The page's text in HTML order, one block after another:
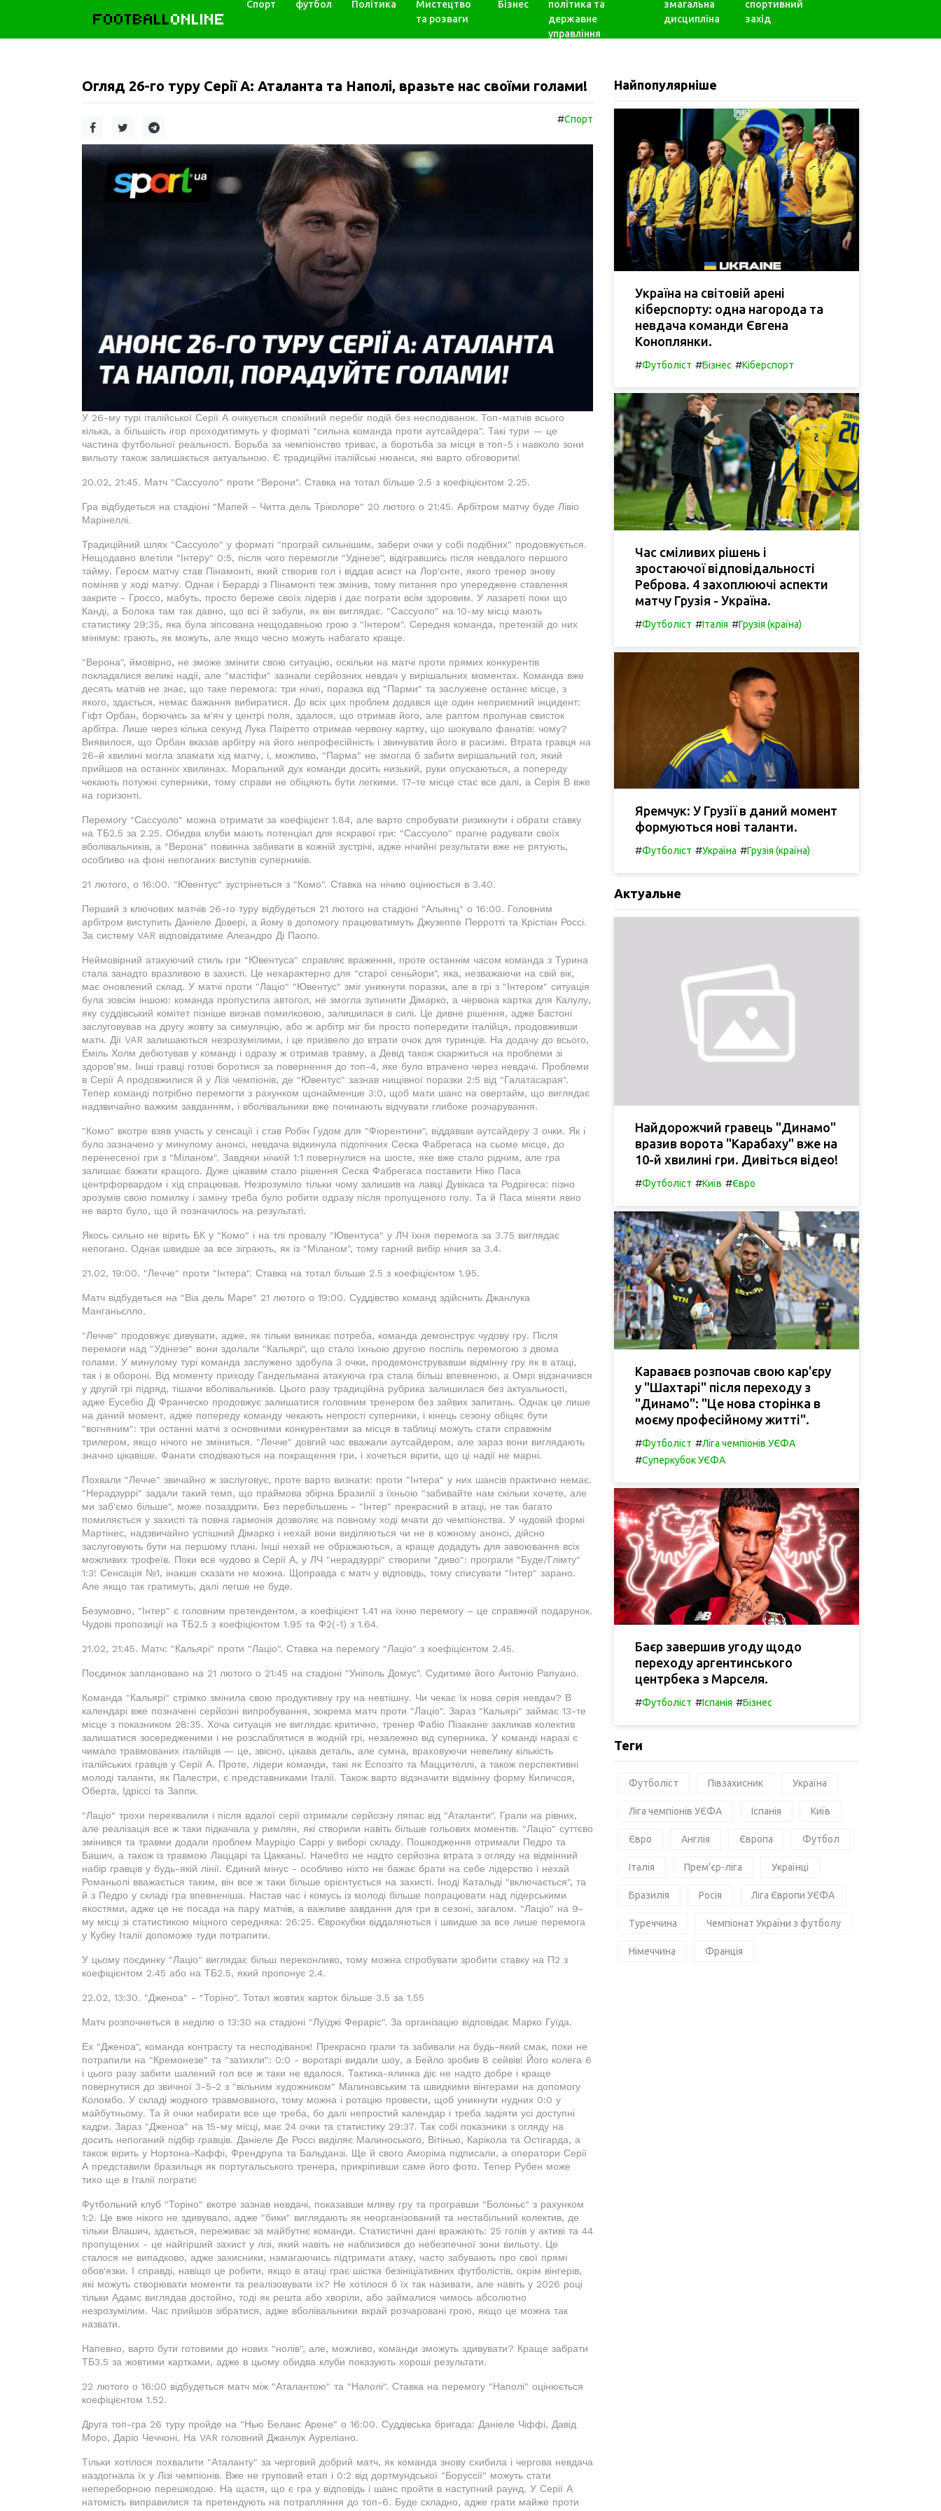
FOOTBALLONLINE
Спорт футбол Політика
Мистецтво
та розваги
Бізнес
політика та
державне
управління
змагальна
дисципліна
спортивний
захід
Огляд 26-го туру Серії А: Аталанта та Наполі, вразьте нас своїми голами!
#Спорт
У 26-му турі італійської Серії А очікується спокійний перебіг подій без несподіванок. Топ-матчів всього
кілька, а більшість ігор проходитимуть у форматі "сильна команда проти аутсайдера". Такі тури — це
частина футбольної реальності. Борьба за чемпіонство триває, а боротьба за місця в топ-5 і навколо зони
вильоту також залишається актуальною. Є традиційні італійські нюанси, які варто обговорити!
20.02, 21:45. Матч "Сассуоло" проти "Верони". Ставка на тотал більше 2.5 з коефіцієнтом 2.25.
Гра відбудеться на стадіоні "Мапей - Читта дель Тріколоре" 20 лютого о 21:45. Арбітром матчу буде Лівіо
Марінеллі.
Традиційний шлях "Сассуоло" у форматі "програй сильнішим, забери очки у собі подібних" продовжується.
Нещодавно влетіли "Інтеру" 0:5, після чого перемогли "Удінезе", відігравшись після невдалого першого
тайму. Героєм матчу став Пінамонті, який створив гол і віддав асист на Лор'єнте, якого тренер знову
поміняв у ході матчу. Однак і Берарді з Пінамонті теж змінив, тому питання про упереджене ставлення
закрите - Гроссо, мабуть, просто береже своїх лідерів і дає пограти всім здоровим. У лазареті поки що
Канді, а Болока там так давно, що всі й забули, як він виглядає. "Сассуоло" на 10-му місці мають
статистику 29:35, яка була зіпсована нещодавньою грою з "Інтером". Середня команда, претензій до них
мінімум: грають, як можуть, але якщо чесно можуть набагато краще.
"Верона", ймовірно, не зможе змінити свою ситуацію, оскільки на матчі проти прямих конкурентів
покладалися великі надії, але "мастіфи" зазнали серйозних невдач у вирішальних моментах. Команда вже
десять матчів не знає, що таке перемога: три нічиї, поразка від "Парми" та заслужене останнє місце, з
якого, здається, немає бажання вибиратися. До всіх цих проблем додався ще один неприємний інцидент:
Гіфт Орбан, борючись за м'яч у центрі поля, здалося, що отримав його, але раптом пролунав свисток
арбітра. Лише через кілька секунд Лука Паіретто отримав червону картку, що шокувало фанатів: чому?
Виявилося, що Орбан вказав арбітру на його непрофесійність і звинуватив його в расизмі. Втрата гравця на
26-й хвилині могла зламати хід матчу, і, можливо, "Парма" не змогла б забити вирішальний гол, який
прийшов на останніх хвилинах. Моральний дух команди досить низький, руки опускаються, а попереду
чекають потужні суперники, тому справи не обіцяють бути легкими. 17-те місце стає все далі, а Серія В вже
на горизонті.
Перемогу "Сассуоло" можна отримати за коефіцієнт 1.84, але варто спробувати ризикнути і обрати ставку
на ТБ2.5 за 2.25. Обидва клуби мають потенціал для яскравої гри: "Сассуоло" прагне радувати своїх
вболівальників, а "Верона" повинна забивати в кожній зустрічі, адже нічийні результати вже не рятують,
особливо на фоні непоганих виступів суперників.
21 лютого, о 16:00. "Ювентус" зустрінеться з "Комо". Ставка на нічию оцінюється в 3.40.
Перший з ключових матчів 26-го туру відбудеться 21 лютого на стадіоні "Альянц" о 16:00. Головним
арбітром виступить Даніеле Довері, а йому в допомогу працюватимуть Джузеппе Перротті та Крістіан Россі.
За систему VAR відповідатиме Алеандро Ді Паоло.
Неймовірний атакуючий стиль гри "Ювентуса" справляє враження, проте останнім часом команда з Турина
стала занадто вразливою в захисті. Це нехарактерно для "старої сеньйори", яка, незважаючи на свій вік,
має оновлений склад. У матчі проти "Лаціо" "Ювентус" зміг уникнути поразки, але в грі з "Інтером" ситуація
була зовсім іншою: команда пропустила автогол, не змогла зупинити Дімарко, а червона картка для Калулу,
яку суддівський комітет пізніше визнав помилковою, залишилася в силі. Це дивне рішення, адже Бастоні
заслуговував на другу жовту за симуляцію, або ж арбітр міг би просто попередити італійця, продовживши
матч. Дії VAR залишаються незрозумілими, і це призвело до втрати очок для туринців. На додачу до всього,
Еміль Холм дебютував у команді і одразу ж отримав травму, а Девід також скаржиться на проблеми зі
здоров’ям. Інші гравці готові боротися за повернення до топ-4, яке було втрачено через невдачі. Проблеми
в Серії А продовжилися й у Лізі чемпіонів, де "Ювентус" зазнав нищівної поразки 2:5 від "Галатасарая".
Тепер команді потрібно перемогти з рахунком щонайменше 3:0, щоб мати шанс на овертайм, що виглядає
надзвичайно важким завданням, і вболівальники вже починають відчувати глибоке розчарування.
"Комо" вкотре взяв участь у сенсації і став Робін Гудом для "Фіорентини", віддавши аутсайдеру 3 очки. Як і
було зазначено у минулому анонсі, невдача відкинула підопічних Сеска Фабрегаса на сьоме місце, до
перенесеної гри з "Міланом". Завдяки нічиїй 1:1 повернулися на шосте, яке вже стало рідним, але гра
залишає бажати кращого. Дуже цікавим стало рішення Сеска Фабрегаса поставити Ніко Паса
центрфорвардом і хід спрацював. Незрозуміло тільки чому залишив на лавці Дувікаса та Родрігеса: пізно
зрозумів свою помилку і заміну треба було робити одразу після пропущеного голу. Та й Паса міняти явно
не варто було, що й позначилось на результаті.
Якось сильно не вірить БК у "Комо" і на тлі провалу "Ювентуса" у ЛЧ їхня перемога за 3.75 виглядає
непогано. Однак швидше за все зіграють, як із "Міланом", тому гарний вибір нічия за 3.4.
21.02, 19:00. "Лечче" проти "Інтера". Ставка на тотал більше 2.5 з коефіцієнтом 1.95.
Матч відбудеться на "Віа дель Маре" 21 лютого о 19:00. Суддівство команд здійснить Джанлука
Манганьєлло.
"Лечче" продовжує дивувати, адже, як тільки виникає потреба, команда демонструє чудову гру. Після
перемоги над "Удінезе" вони здолали "Кальярі", що стало їхньою другою поспіль перемогою з двома
голами. У минулому турі команда заслужено здобула 3 очки, продемонструвавши відмінну гру як в атаці,
так і в обороні. Від моменту приходу Гандельмана атакуюча гра стала більш впевненою, а Омрі відзначився
у другій грі підряд, тішачи вболівальників. Цього разу традиційна рубрика залишилася без актуальності,
адже Еусебіо Ді Франческо продовжує залишатися головним тренером без зайвих запитань. Однак це лише
на даний момент, адже попереду команду чекають непрості суперники, і кінець сезону обіцяє бути
"вогняним": три останні матчі з основними конкурентами за місця в таблиці можуть стати справжнім
трилером, якщо нічого не зміниться. "Лечче" довгий час вважали аутсайдером, але зараз вони виглядають
значно цікавіше. Фанати сподіваються на покращення гри, і хочеться вірити, що ці надії не марні.
Похвали "Лечче" звичайно ж заслуговує, проте варто визнати: проти "Інтера" у них шансів практично немає.
"Нерадзуррі" задали такий темп, що праймова збірна Бразилії з їхньою "забивайте нам скільки хочете, але
ми заб'ємо більше", може позаздрити. Без перебільшень - "Інтер" прекрасний в атаці, не так багато
помиляється у захисті та повна гармонія дозволяє на повному ході мчати до чемпіонства. У чудовій формі
Мартінес, надзвичайно успішний Дімарко і нехай вони виділяються чи не в кожному анонсі, дійсно
заслуговують бути на першому плані. Інші нехай не ображаються, а краще додадуть для завоювання всіх
можливих трофеїв. Поки все чудово в Серії А, у ЛЧ "нерадзуррі" створили "диво": програли "Буде/Глімту"
1:3! Сенсація №1, інакше сказати не можна. Щоправда є матч у відповідь, тому списувати "Інтер" зарано.
Але якщо так гратимуть, далі легше не буде.
Безумовно, "Інтер" є головним претендентом, а коефіцієнт 1.41 на їхню перемогу – це справжній подарунок.
Чудові пропозиції на ТБ2.5 з коефіцієнтом 1.95 та Ф2(-1) з 1.64.
21.02, 21:45. Матч: "Кальярі" проти "Лаціо". Ставка на перемогу "Лаціо" з коефіцієнтом 2.45.
Поєдинок заплановано на 21 лютого о 21:45 на стадіоні "Уніполь Домус". Судитиме його Антоніо Рапуано.
Команда "Кальярі" стрімко змінила свою продуктивну гру на невтішну. Чи чекає їх нова серія невдач? В
календарі вже позначені серйозні випробування, зокрема матч проти "Лаціо". Зараз "Кальярі" займає 13-те
місце з показником 28:35. Хоча ситуація не виглядає критично, тренер Фабіо Пізакане закликав колектив
залишатися зосередженими і не розслаблятися в жодній грі, незалежно від суперника. У команді наразі є
чимало травмованих італійців — це, звісно, цікава деталь, але сумна, враховуючи невелику кількість
італійських гравців у Серії А. Проте, лідери команди, такі як Еспозіто та Маццителлі, а також перспективні
молоді таланти, як Палестри, є представниками Італії. Також варто відзначити відмінну форму Киличсоя,
Оберта, Ідріссі та Заппи.
"Лаціо" трохи перехвалили і після вдалої серії отримали серйозну ляпас від "Аталанти". Грали на рівних,
але реалізація все ж таки підкачала у римлян, які створили навіть більше гольових моментів. "Лаціо" суттєво
змінився та травми додали проблем Мауріціо Саррі у виборі складу. Пошкодження отримали Педро та
Башич, а також із травмою Лаццарі та Цакканьї. Начебто не надто серйозна втрата з огляду на відмінний
набір гравців у будь-якій лінії. Єдиний мінус - особливо ніхто не бажає брати на себе лідерство і нехай
Романьолі вважається таким, він все ж таки більше орієнтується на захисті. Іноді Катальді "включається", та
й з Педро у складі гра впевненіша. Настав час і комусь із молоді більше попрацювати над лідерськими
якостями, адже це не посада на пару матчів, а важливе завдання для гри в сезоні, загалом. "Лаціо" на 9-
му місці зі статистикою міцного середняка: 26:25. Єврокубки віддаляються і швидше за все лише перемога
у Кубку Італії допоможе туди потрапити.
У цьому поєдинку "Лаціо" виглядає більш переконливо, тому можна спробувати зробити ставку на П2 з
коефіцієнтом 2.45 або на ТБ2.5, який пропонує 2.4.
22.02, 13:30. "Дженоа" - "Торіно". Тотал жовтих карток більше 3.5 за 1.55
Матч розпочнеться в неділю о 13:30 на стадіоні "Луїджі Фераріс". За організацію відповідає Марко Гуїда.
Ех "Дженоа", команда контрасту та несподіванок! Прекрасно грали та забивали на будь-який смак, поки не
потрапили на "Кремонезе" та "затихли": 0:0 - воротарі видали шоу, а Бейло зробив 8 сейвів! Його колега 6
і цього разу забити шалений гол все ж таки не вдалося. Тактика-ялинка діє не надто добре і краще
повернутися до звичної 3-5-2 з "вільним художником" Малиновським та швидкими вінгерами на допомогу
Коломбо. У складі жодного травмованого, тому можна і ротацію провести, щоб уникнути нудних 0:0 у
майбутньому. Та й очки набирати все ще треба, бо далі непростий календар і треба задіяти усі доступні
кадри. Зараз "Дженоа" на 15-му місці, має 24 очки та статистику 29:37. Так собі показники з огляду на
досить непоганий підбір гравців. Даніеле Де Россі виділяє Малиноського, Вітінью, Карікола та Остігарда, а
також вірить у Нортона-Каффі, Френдрупа та Бальданзі. Ще й свого Аморіма підписали, а оператори Серії
А представили бразильця як португальського тренера, прикріпивши саме його фото. Тепер Рубен може
тихо ще в Італії пограти!
Футбольний клуб "Торіно" вкотре зазнав невдачі, показавши мляву гру та програвши "Болоньє" з рахунком
1:2. Це вже нікого не здивувало, адже "бики" виглядають як неорганізований та нестабільний колектив, де
тільки Влашич, здається, переживає за майбутнє команди. Статистичні дані вражають: 25 голів у активі та 44
пропущених - це найгірший захист у лізі, який навіть не наблизився до небезпечної зони вильоту. Це
сталося не випадково, адже захисники, намагаючись підтримати атаку, часто забувають про свої прямі
обов'язки. І справді, навіщо це робити, якщо в атаці грає шістка безініціативних футболістів, окрім вінгерів,
які можуть створювати моменти та реалізовувати їх? Не хотілося б їх так називати, але навіть у 2026 році
тільки Адамс виглядав достойно, тоді як решта або хворіли, або займалися чимось абсолютно
незрозумілим. Час прийшов зібратися, адже вболівальники вкрай розчаровані грою, якщо це можна так
назвати.
Напевно, варто бути готовими до нових "нолів", але, можливо, команди зможуть здивувати? Краще забрати
ТБ3.5 за жовтими картками, адже в цьому обидва клуби показують хороші результати.
22 лютого о 16:00 відбудеться матч між "Аталантою" та "Наполі". Ставка на перемогу "Наполі" оцінюється
коефіцієнтом 1.52.
Друга топ-гра 26 туру пройде на "Нью Беланс Арене" о 16:00. Суддівська бригада: Даніеле Чіффі, Давід
Моро, Даріо Чеччоні. На VAR головний Джанлук Ауреліано.
Тільки хотілося похвалити "Аталанту" за черговий добрий матч, як команда знову схибила і чергова невдача
наздогнала їх у Лізі чемпіонів. Вже не груповий етап і 0:2 від дортмундської "Боруссії" можуть стати
непереборною перешкодою. На щастя, що є гра у відповідь і шанс пройти в наступний раунд. У Серії А
натомість виправилися та претендують на потрапляння до топ-6. Буде складно, адже грати майже проти
Найпопулярніше
Україна на світовій арені
кіберспорту: одна нагорода та
невдача команди Євгена
Коноплянки.
#Футболіст #Бізнес #Кіберспорт
Час сміливих рішень і
зростаючої відповідальності
Реброва. 4 захоплюючі аспекти
матчу Грузія - Україна.
#Футболіст #Італія #Грузія (країна)
Яремчук: У Грузії в даний момент
формуються нові таланти.
#Футболіст #Україна #Грузія (країна)
Актуальне
Найдорожчий гравець "Динамо"
вразив ворота "Карабаху" вже на
10-й хвилині гри. Дивіться відео!
#Футболіст #Київ #Євро
Караваєв розпочав свою кар'єру
у "Шахтарі" після переходу з
"Динамо": "Це нова сторінка в
моєму професійному житті".
#Футболіст #Ліга чемпіонів УЄФА
#Суперкубок УЄФА
Баєр завершив угоду щодо
переходу аргентинського
центрбека з Марселя.
#Футболіст #Іспанія #Бізнес
Теги
Футболіст Півзахисник Україна
Ліга чемпіонів УЄФА Іспанія Київ
Євро Англія Європа Футбол
Італія Прем'єр-ліга Українці
Бразилія Росія Ліга Європи УЄФА
Туреччина Чемпіонат України з футболу
Німеччина Франція